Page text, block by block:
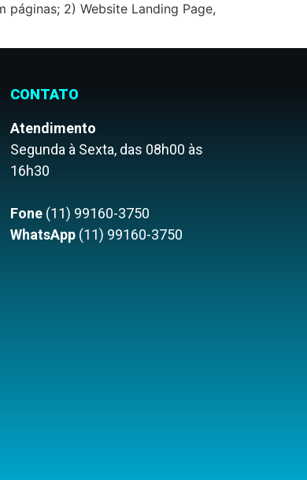
2) Website Landing Page,
CONTATO
Atendimento
Segunda à Sexta, das 08h00 às
16h30
Fone (11) 99160-3750
WhatsApp (11) 99160-3750